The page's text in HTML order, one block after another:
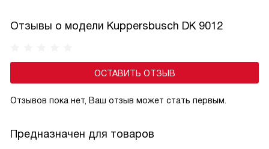
Отзывы о модели Kuppersbusch DK 9012
ОСТАВИТЬ ОТЗЫВ
Отзывов пока нет, Ваш отзыв может стать первым.
Предназначен для товаров